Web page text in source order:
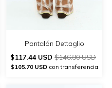
Pantalón Dettaglio
$117.44 USD $146.80 USD
$105.70 USDcon transferencia